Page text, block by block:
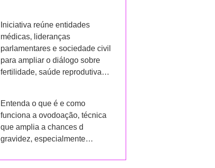
Iniciativa reúne entidades
médicas, lideranças
parlamentares e sociedade civil
para ampliar o diálogo sobre
fertilidade, saúde reprodutiva…
Entenda o que é e como
funciona a ovodoação, técnica
que amplia a chances d
gravidez, especialmente…